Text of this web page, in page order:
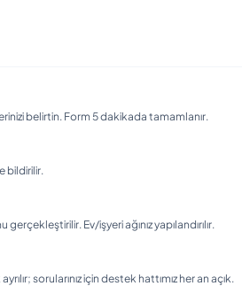
belirtin. Form 5 dakikada tamamlanır.
bildirilir.
Ev/işyeri ağınız yapılandırılır.
sorularınız için destek hattımız her an açık.